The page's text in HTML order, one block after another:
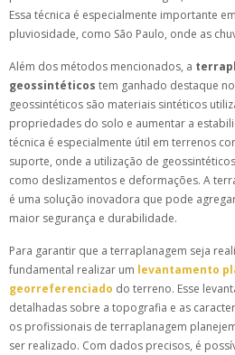
Essa técnica é especialmente importante
pluviosidade, como São Paulo, onde as
Além dos métodos mencionados, a
geossintéticos tem ganhado destaque
geossintéticos são materiais sintéticos
propriedades do solo e aumentar a
técnica é especialmente útil em terrenos
suporte, onde a utilização de
como deslizamentos e deformações. A
é uma solução inovadora que pode
maior segurança e durabilidade.
Para garantir que a terraplanagem seja
fundamental realizar um levantamento
georreferenciado do terreno. Esse
detalhadas sobre a topografia e as
os profissionais de terraplanagem
ser realizado. Com dados precisos, é